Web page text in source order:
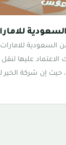
عليها
حيث إن شركة